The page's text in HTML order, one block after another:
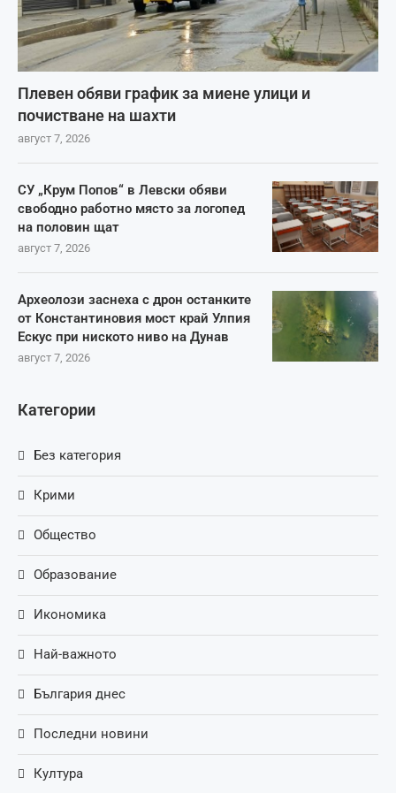
Плевен обяви график за миене улици и
почистване на шахти
август 7, 2026
СУ „Крум Попов“ в Левски обяви
свободно работно място за логопед
на половин щат
август 7, 2026
Археолози заснеха с дрон останките
от Константиновия мост край Улпия
Ескус при ниското ниво на Дунав
август 7, 2026
Категории
Без категория
Крими
Общество
Образование
Икономика
Най-важното
България днес
Последни новини
Култура